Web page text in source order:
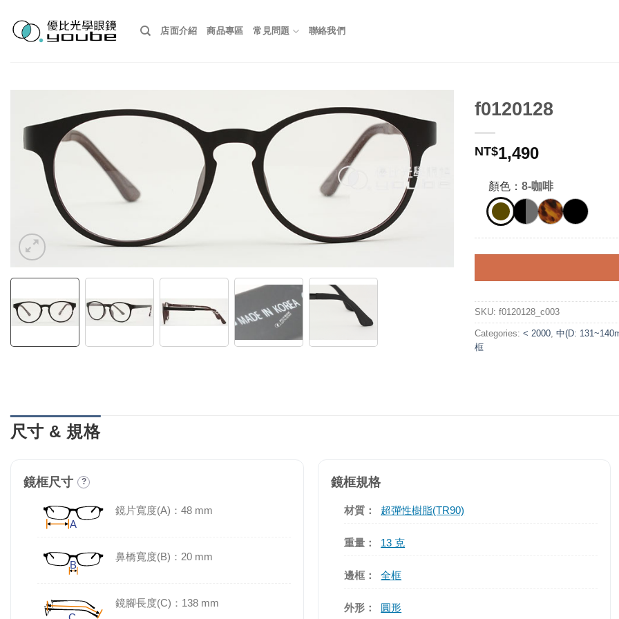
content
店面介紹 商品專區 常見問題 聯絡我們
f0120128
NT$1,490
顏色： 8-咖啡
SKU: f0120128_c003
Categories: < 2000 中(D:
框
尺寸 & 規格
鏡框尺寸 ?
鏡片寬度(A)：48 mm
鼻橋寬度(B)：20 mm
鏡腳長度(C)：138 mm
鏡框規格
材質： 超彈性樹脂(TR90)
重量： 13 克
邊框： 全框
外形： 圓形